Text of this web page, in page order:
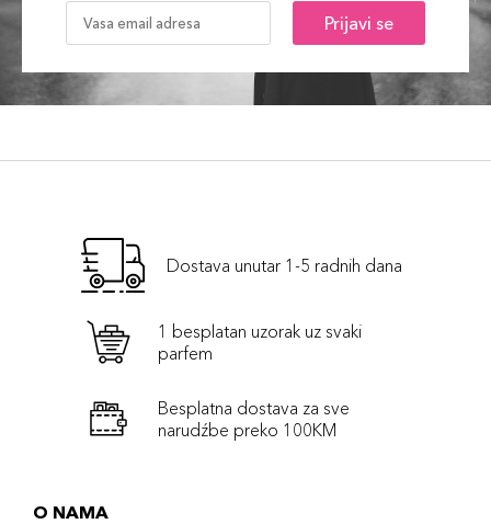
Prijavi se
Dostava unutar 1-5 radnih dana
1 besplatan uzorak uz svaki
parfem
Besplatna dostava za sve
narudźbe preko 100KM
O NAMA